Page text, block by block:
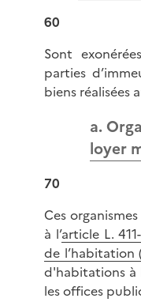
60
Sont
parties
biens réalisées
a.
loyer
70
Ces
à l’article L.
de l’habitation
d'habitations à
les offices